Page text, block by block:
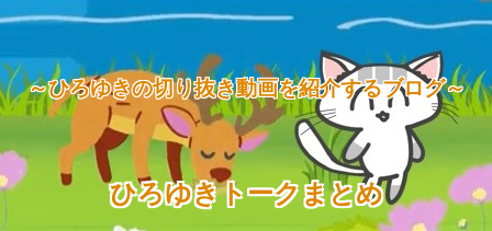
～ひろゆきの切り抜き動画を紹介するブログ～
ひろゆきトークまとめ